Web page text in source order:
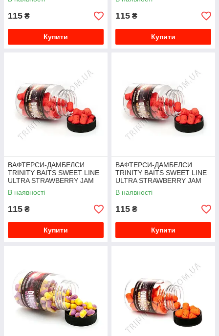
115 ₴
Купити
115 ₴
Купити
ВАФТЕРСИ-ДАМБЕЛСИ
TRINITY BAITS SWEET LINE
ULTRA STRAWBERRY JAM
6Х10 ММ
В наявності
115 ₴
Купити
ВАФТЕРСИ-ДАМБЕЛСИ
TRINITY BAITS SWEET LINE
ULTRA STRAWBERRY JAM
6Х10 ММ
В наявності
115 ₴
Купити